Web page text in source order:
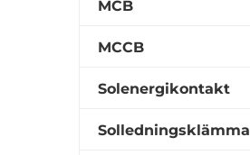
MCB
MCCB
Solenergikontakt
Solledningsklämma